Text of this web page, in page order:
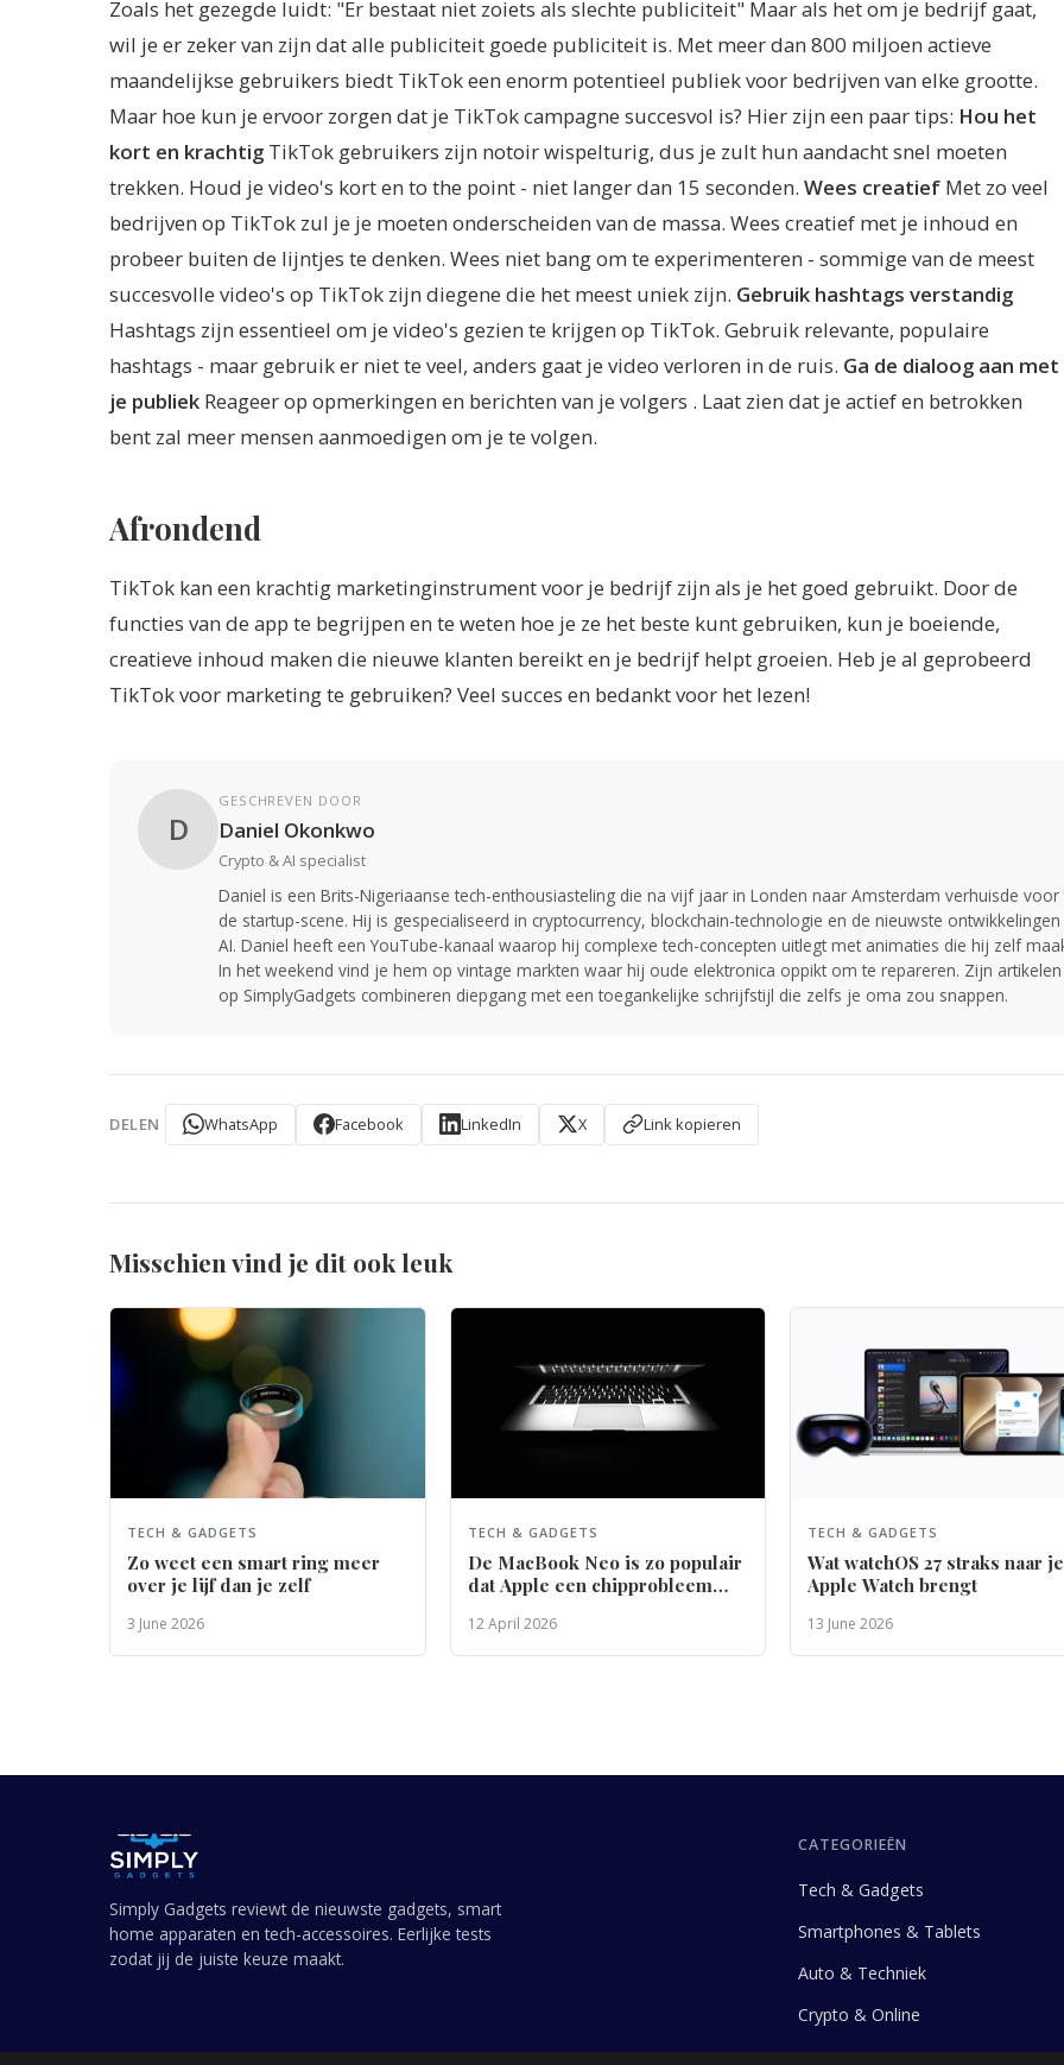
Zoals het gezegde luidt: "Er bestaat niet zoiets als slechte publiciteit" Maar als het om je bedrijf gaat,
wil je er zeker van zijn dat alle publiciteit goede publiciteit is. Met meer dan 800 miljoen actieve
maandelijkse gebruikers biedt TikTok een enorm potentieel publiek voor bedrijven van elke grootte.
Maar hoe kun je ervoor zorgen dat je TikTok campagne succesvol is? Hier zijn een paar tips: Hou het
kort en krachtig TikTok gebruikers zijn notoir wispelturig, dus je zult hun aandacht snel moeten
trekken. Houd je video's kort en to the point - niet langer dan 15 seconden. Wees creatief Met zo veel
bedrijven op TikTok zul je je moeten onderscheiden van de massa. Wees creatief met je inhoud en
probeer buiten de lijntjes te denken. Wees niet bang om te experimenteren - sommige van de meest
succesvolle video's op TikTok zijn diegene die het meest uniek zijn. Gebruik hashtags verstandig
Hashtags zijn essentieel om je video's gezien te krijgen op TikTok. Gebruik relevante, populaire
hashtags - maar gebruik er niet te veel, anders gaat je video verloren in de ruis. Ga de dialoog aan met
je publiek Reageer op opmerkingen en berichten van je volgers . Laat zien dat je actief en betrokken
bent zal meer mensen aanmoedigen om je te volgen.
Afrondend
TikTok kan een krachtig marketinginstrument voor je bedrijf zijn als je het goed gebruikt. Door de
functies van de app te begrijpen en te weten hoe je ze het beste kunt gebruiken, kun je boeiende,
creatieve inhoud maken die nieuwe klanten bereikt en je bedrijf helpt groeien. Heb je al geprobeerd
TikTok voor marketing te gebruiken? Veel succes en bedankt voor het lezen!
D
GESCHREVEN DOOR
Daniel Okonkwo
Crypto & AI specialist
Daniel is een Brits-Nigeriaanse tech-enthousiasteling die na vijf jaar in Londen naar Amsterdam verhuisde voor
de startup-scene. Hij is gespecialiseerd in cryptocurrency, blockchain-technologie en de nieuwste ontwikkelingen
AI. Daniel heeft een YouTube-kanaal waarop hij complexe tech-concepten uitlegt met animaties die hij zelf
In het weekend vind je hem op vintage markten waar hij oude elektronica oppikt om te repareren. Zijn artikelen
op SimplyGadgets combineren diepgang met een toegankelijke schrijfstijl die zelfs je oma zou snappen.
DELEN WhatsApp Facebook LinkedIn X Link kopieren
Misschien vind je dit ook leuk
TECH & GADGETS
Zo weet een smart ring meer
over je lijf dan je zelf
3 June 2026
TECH & GADGETS
De MacBook Neo is zo populair
dat Apple een chipprobleem
12 April 2026
TECH & GADGETS
Wat watchOS 27 straks naar je
Apple Watch brengt
13 June 2026
Simply Gadgets reviewt de nieuwste gadgets, smart
home apparaten en tech-accessoires. Eerlijke tests
zodat jij de juiste keuze maakt.
CATEGORIEËN
Tech & Gadgets
Smartphones & Tablets
Auto & Techniek
Crypto & Online